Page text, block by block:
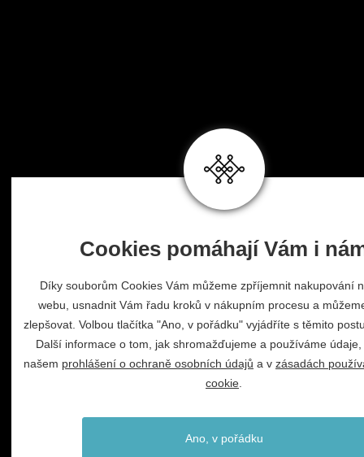
Cookies pomáhají Vám i
Díky souborům Cookies Vám můžeme zpříjemnit nakupování
webu, usnadnit Vám řadu kroků v nákupním procesu a
zlepšovat. Volbou tlačítka "Ano, v pořádku" vyjádříte s těmito
Další informace o tom, jak shromažďujeme a používáme
našem prohlášení o ochraně osobních údajů a v zásadách
cookie
Ano, v pořádku